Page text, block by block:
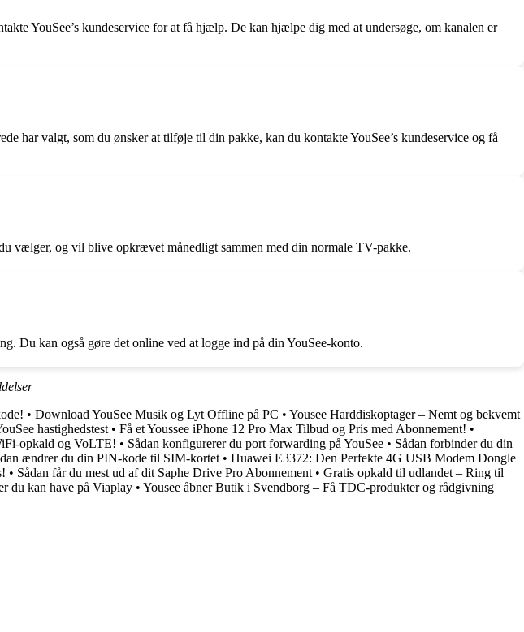
YouSee’s kundeservice for at få hjælp. De kan hjælpe dig med at undersøge, om kanalen er
har valgt, som du ønsker at tilføje til din pakke, kan du kontakte YouSee’s kundeservice og få
vælger, og vil blive opkrævet månedligt sammen med din normale TV-pakke.
Du kan også gøre det online ved at logge ind på din YouSee-konto.
• Download YouSee Musik og Lyt Offline på PC • Yousee Harddiskoptager – Nemt og bekvemt
hastighedstest • Få et Youssee iPhone 12 Pro Max Tilbud og Pris med Abonnement! •
opkald og VoLTE! • Sådan konfigurerer du port forwarding på YouSee • Sådan forbinder du din
ændrer du din PIN-kode til SIM-kortet • Huawei E3372: Den Perfekte 4G USB Modem Dongle
• Sådan får du mest ud af dit Saphe Drive Pro Abonnement • Gratis opkald til udlandet – Ring til
du kan have på Viaplay • Yousee åbner Butik i Svendborg – Få TDC-produkter og rådgivning